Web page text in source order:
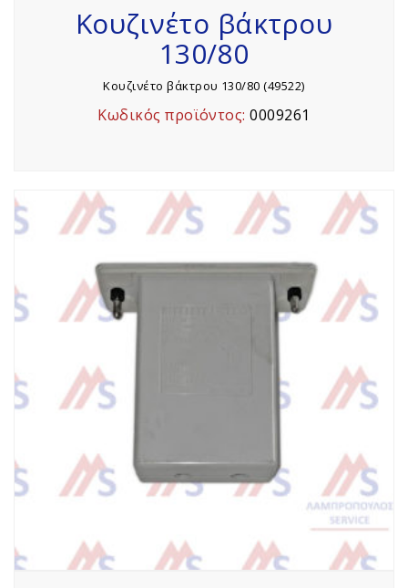
Κουζινέτο βάκτρου
130/80
Κουζινέτο βάκτρου 130/80 (49522)
Κωδικός προϊόντος:0009261